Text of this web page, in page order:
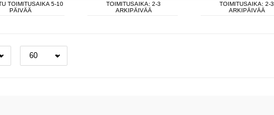
TOIMITUSAIKA 5-10
PÄIVÄÄ
TOIMITUSAIKA: 2-3
ARKIPÄIVÄÄ
TOIMITUSAIKA: 2-3
ARKIPÄIVÄÄ